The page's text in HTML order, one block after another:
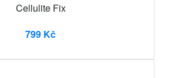
Cellulite Fix
799 Kč